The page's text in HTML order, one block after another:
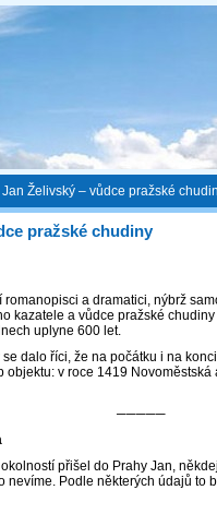
Jan Želivský – vůdce pražské
pražské chudiny
a dramatici, nýbrž
kazatele a vůdce pražské chudiny
uplyne 600 let.
dalo říci, že na počátku i na
objektu: v roce 1419
─────
přišel do Prahy Jan,
nevíme. Podle některých údajů to